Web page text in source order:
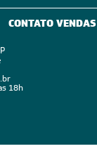
CONTATO VENDAS
18h